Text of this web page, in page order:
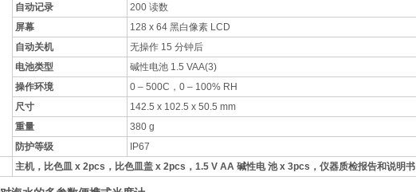
自动记录
200 读数
屏幕
128 x 64 黑白像素 LCD
自动关机
无操作 15 分钟后
电池类型
碱性电池 1.5 VAA(3)
操作环境
0 – 500C，0 – 100% RH
尺寸
142.5 x 102.5 x 50.5 mm
重量
380 g
防护等级
IP67
主机，比色皿 x 2pcs，比色皿盖 x 2pcs，1.5 V AA 碱性电 池 x 3pcs，仪器质检报告和说明书